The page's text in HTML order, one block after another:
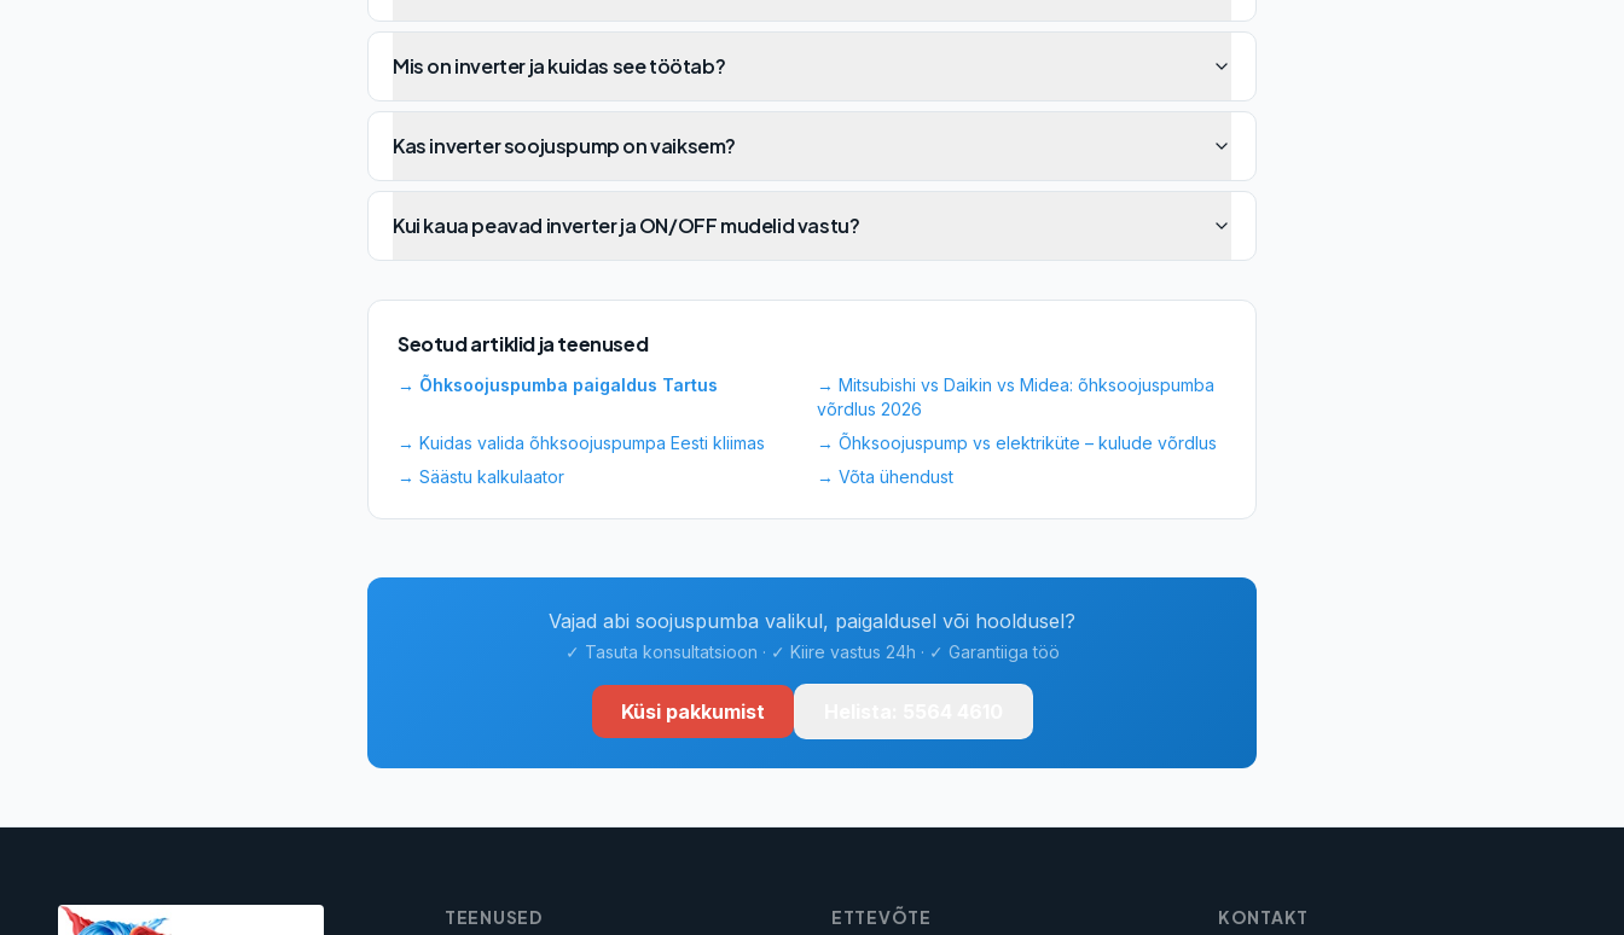
Mis on inverter ja kuidas see töötab?
Kas inverter soojuspump on vaiksem?
Kui kaua peavad inverter ja ON/OFF mudelid vastu?
Seotud artiklid ja teenused
→ Õhksoojuspumba paigaldus Tartus → Mitsubishi vs Daikin vs Midea: õhksoojuspumba
võrdlus 2026
→ Kuidas valida õhksoojuspumpa Eesti kliimas → Õhksoojuspump vs elektriküte – kulude võrdlus
→ Säästu kalkulaator
→ Võta ühendust
Vajad abi soojuspumba valikul, paigaldusel või hooldusel?
✓ Tasuta konsultatsioon · ✓ Kiire vastus 24h · ✓ Garantiiga töö
Küsi pakkumist
TEENUSED ETTEVÕTE KONTAKT